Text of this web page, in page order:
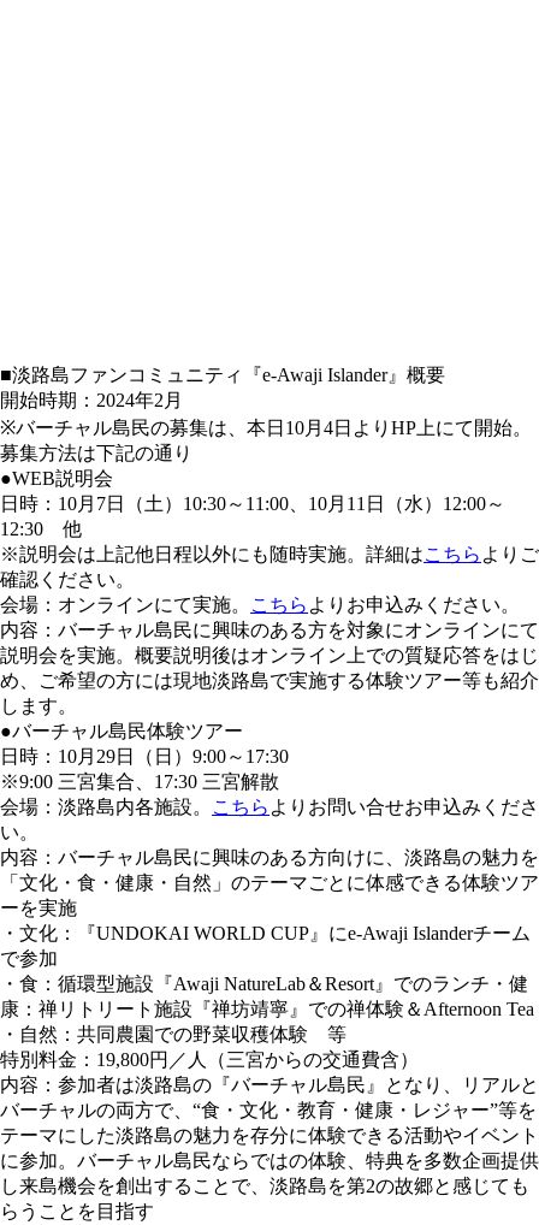
■淡路島ファンコミュニティ『e-Awaji Islander』概要
開始時期：2024年2月
※バーチャル島民の募集は、本日10月4日よりHP上にて開始。
募集方法は下記の通り
●WEB説明会
日時：10月7日（土）10:30～11:00、10月11日（水）12:00～
12:30 他
※説明会は上記他日程以外にも随時実施。詳細はこちら よりご
確認ください。
会場：オンラインにて実施。
こちら よりお申込みください。
内容：バーチャル島民に興味のある方を対象にオンラインにて
説明会を実施。概要説明後はオンライン上での質疑応答をはじ
め、ご希望の方には現地淡路島で実施する体験ツアー等も紹介
します。
●バーチャル島民体験ツアー
日時：10月29日（日）9:00～17:30
※9:00 三宮集合、17:30 三宮解散
会場：淡路島内各施設。
こちら よりお問い合せお申込みくださ
い。
内容：バーチャル島民に興味のある方向けに、淡路島の魅力を
「文化・食・健康・自然」のテーマごとに体感できる体験ツア
ーを実施
・文化：『UNDOKAI WORLD CUP』にe-Awaji Islanderチーム
で参加
・食：循環型施設『Awaji NatureLab＆Resort』でのランチ・健
康：禅リトリート施設『禅坊靖寧』での禅体験＆Afternoon Tea
・自然：共同農園での野菜収穫体験 等
特別料金：19,800円／人（三宮からの交通費含）
内容：参加者は淡路島の『バーチャル島民』となり、リアルと
バーチャルの両方で、“食・文化・教育・健康・レジャー”等を
テーマにした淡路島の魅力を存分に体験できる活動やイベント
に参加。バーチャル島民ならではの体験、特典を多数企画提供
し来島機会を創出することで、淡路島を第2の故郷と感じても
らうことを目指す